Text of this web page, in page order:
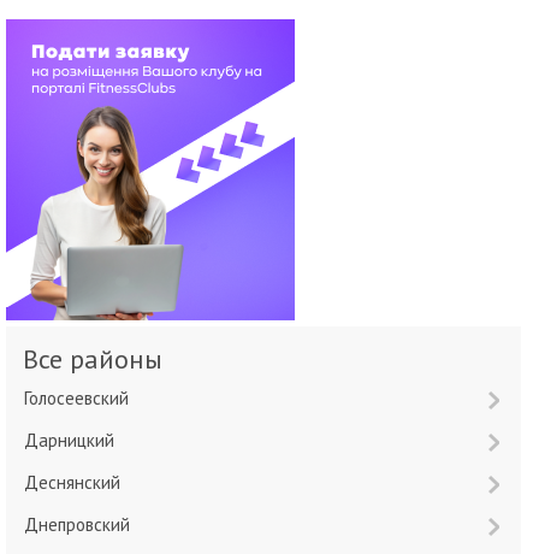
Все районы
Голосеевский
Дарницкий
Деснянский
Днепровский